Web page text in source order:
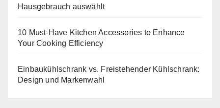
Hausgebrauch auswählt
10 Must-Have Kitchen Accessories to Enhance
Your Cooking Efficiency
Einbaukühlschrank vs. Freistehender Kühlschrank:
Design und Markenwahl